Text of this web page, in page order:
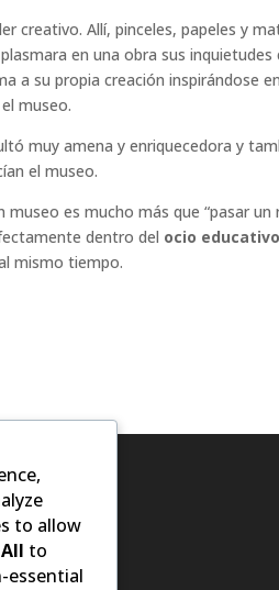
creativo. Allí, pinceles, papeles y
en una obra sus
a su propia creación inspirándose
museo.
muy amena y enriquecedora y
el museo.
es mucho más que “pasar
dentro del ocio
mismo tiempo.
to allow
to
essential